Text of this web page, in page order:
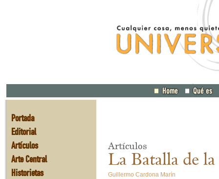
Portada
Editorial
Artículos
Arte Central
Historietas
Artículos
La Batalla de
Guillermo Cardona Marín